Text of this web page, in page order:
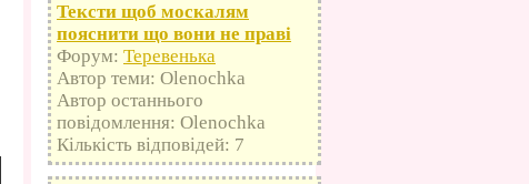
Тексти щоб москалям
пояснити що вони не праві
Форум: Теревенька
Автор теми: Olenochka
Автор останнього
повідомлення: Olenochka
Кількість відповідей: 7